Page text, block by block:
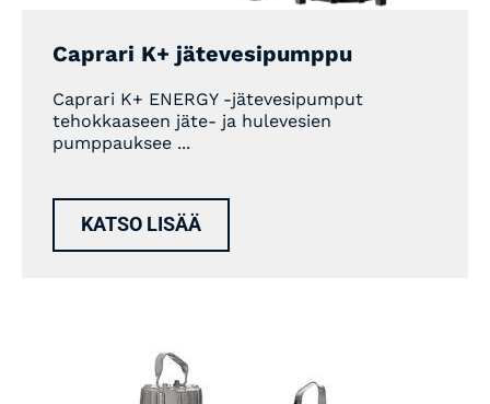
Caprari K+ jätevesipumppu
Caprari K+ ENERGY -jätevesipumput
tehokkaaseen jäte- ja hulevesien
pumppauksee ...
KATSO LISÄÄ